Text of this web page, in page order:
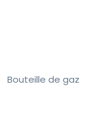
Bouteille de gaz